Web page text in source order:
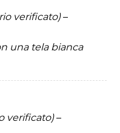
verificato) –
una tela bianca
verificato) –